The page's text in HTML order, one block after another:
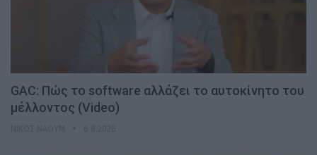
GAC: Πώς το software αλλάζει το αυτοκίνητο του
μέλλοντος (Video)